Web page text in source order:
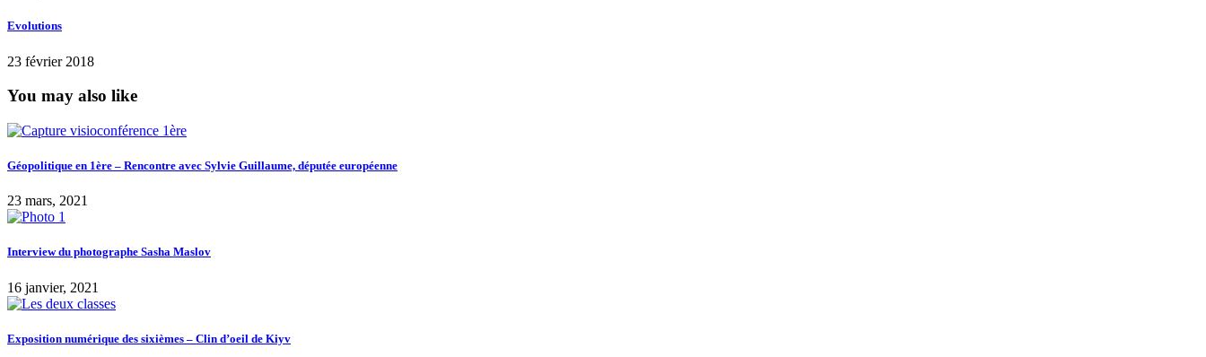
Evolutions
23 février 2018
You may also like
Géopolitique en 1ère – Rencontre avec Sylvie Guillaume, députée européenne
23 mars, 2021
Interview du photographe Sasha Maslov
16 janvier, 2021
Exposition numérique des sixièmes – Clin d’oeil de Kiyv